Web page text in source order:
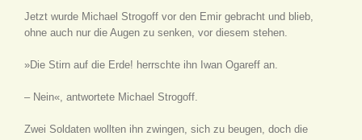
Jetzt wurde Michael Strogoff vor den Emir gebracht und blieb,
ohne auch nur die Augen zu senken, vor diesem stehen.
»Die Stirn auf die Erde! herrschte ihn Iwan Ogareff an.
– Nein«, antwortete Michael Strogoff.
Zwei Soldaten wollten ihn zwingen, sich zu beugen, doch die